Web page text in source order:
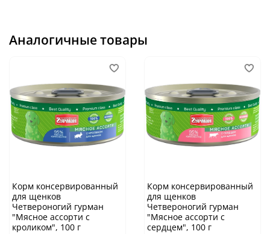
Аналогичные товары
Корм консервированный
для щенков
Четвероногий гурман
"Мясное ассорти с
кроликом", 100 г
Корм консервированный
для щенков
Четвероногий гурман
"Мясное ассорти с
сердцем", 100 г